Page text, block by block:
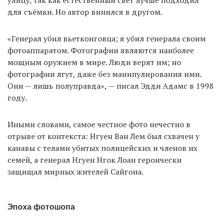
для съёмки. Но автор винился в другом.
«Генерал убил вьетконговца; я убил генерала своим
фотоаппаратом. Фотографии являются наиболее
мощным оружием в мире. Люди верят им; но
фотографии лгут, даже без манипулирования ими.
Они — лишь полуправда», — писал Эдди Адамс в 1998
году.
Иными словами, самое честное фото нечестно в
отрыве от контекста: Нгуен Ван Лем был схвачен у
канавы с телами убитых полицейских и членов их
семей, а генерал Нгуен Нгок Лоан героически
защищал мирных жителей Сайгона.
Эпоха фотошопа